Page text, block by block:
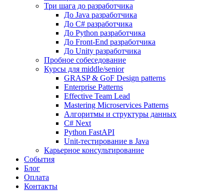
Три шага до разработчика
До Java разработчика
До C# разработчика
До Python разработчика
До Front-End разработчика
До Unity разработчика
Пробное собеседование
Курсы для middle/senior
GRASP & GoF Design patterns
Enterprise Patterns
Effective Team Lead
Mastering Microservices Patterns
Алгоритмы и структуры данных
C# Next
Python FastAPI
Unit-тестирование в Java
Карьерное консультирование
События
Блог
Оплата
Контакты